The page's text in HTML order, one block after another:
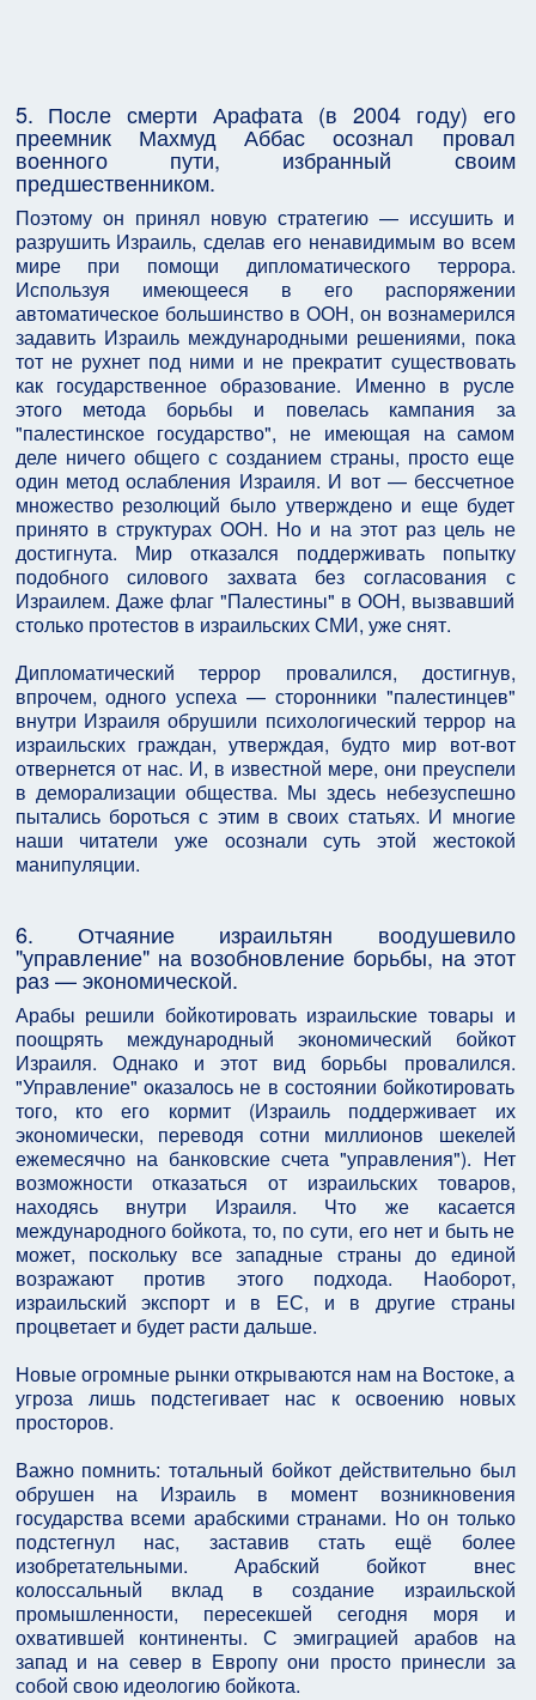
5. После смерти Арафата (в 2004 году) его
преемник Махмуд Аббас осознал провал
военного пути, избранный своим
предшественником.
Поэтому он принял новую стратегию — иссушить и
разрушить Израиль, сделав его ненавидимым во всем
мире при помощи дипломатического террора.
Используя имеющееся в его распоряжении
автоматическое большинство в ООН, он вознамерился
задавить Израиль международными решениями, пока
тот не рухнет под ними и не прекратит существовать
как государственное образование. Именно в русле
этого метода борьбы и повелась кампания за
"палестинское государство", не имеющая на самом
деле ничего общего с созданием страны, просто еще
один метод ослабления Израиля. И вот — бессчетное
множество резолюций было утверждено и еще будет
принято в структурах ООН. Но и на этот раз цель не
достигнута. Мир отказался поддерживать попытку
подобного силового захвата без согласования с
Израилем. Даже флаг "Палестины" в ООН, вызвавший
столько протестов в израильских СМИ, уже снят.
Дипломатический террор провалился, достигнув,
впрочем, одного успеха — сторонники "палестинцев"
внутри Израиля обрушили психологический террор на
израильских граждан, утверждая, будто мир вот-вот
отвернется от нас. И, в известной мере, они преуспели
в деморализации общества. Мы здесь небезуспешно
пытались бороться с этим в своих статьях. И многие
наши читатели уже осознали суть этой жестокой
манипуляции.
6. Отчаяние израильтян воодушевило
"управление" на возобновление борьбы, на этот
раз — экономической.
Арабы решили бойкотировать израильские товары и
поощрять международный экономический бойкот
Израиля. Однако и этот вид борьбы провалился.
"Управление" оказалось не в состоянии бойкотировать
того, кто его кормит (Израиль поддерживает их
экономически, переводя сотни миллионов шекелей
ежемесячно на банковские счета "управления"). Нет
возможности отказаться от израильских товаров,
находясь внутри Израиля. Что же касается
международного бойкота, то, по сути, его нет и быть не
может, поскольку все западные страны до единой
возражают против этого подхода. Наоборот,
израильский экспорт и в ЕС, и в другие страны
процветает и будет расти дальше.
Новые огромные рынки открываются нам на Востоке, а
угроза лишь подстегивает нас к освоению новых
просторов.
Важно помнить: тотальный бойкот действительно был
обрушен на Израиль в момент возникновения
государства всеми арабскими странами. Но он только
подстегнул нас, заставив стать ещё более
изобретательными. Арабский бойкот внес
колоссальный вклад в создание израильской
промышленности, пересекшей сегодня моря и
охватившей континенты. С эмиграцией арабов на
запад и на север в Европу они просто принесли за
собой свою идеологию бойкота.